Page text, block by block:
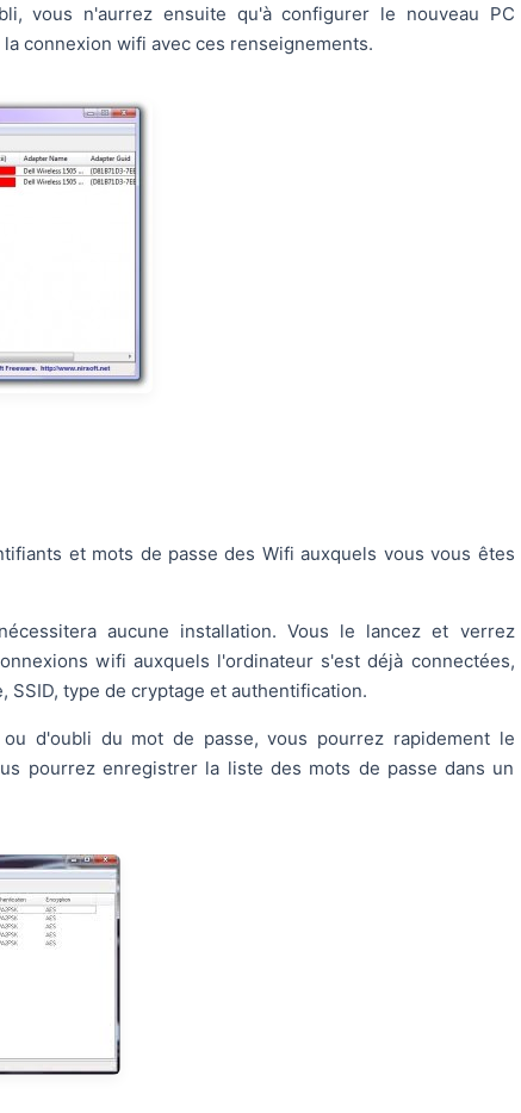
vous n'aurrez ensuite qu'à configurer le nouveau PC
connexion wifi avec ces renseignements.
et mots de passe des Wifi auxquels vous vous êtes
aucune installation. Vous le lancez et verrez
wifi auxquels l'ordinateur s'est déjà connectées,
SSID, type de cryptage et authentification.
d'oubli du mot de passe, vous pourrez rapidement le
pourrez enregistrer la liste des mots de passe dans un